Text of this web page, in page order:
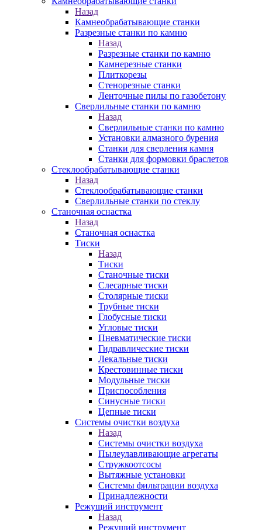
Назад
Камнеобрабатывающие станки
Разрезные станки по камню
Назад
Разрезные станки по камню
Камнерезные станки
Плиткорезы
Стенорезные станки
Ленточные пилы по газобетону
Сверлильные станки по камню
Назад
Сверлильные станки по камню
Установки алмазного бурения
Станки для сверления камня
Станки для формовки браслетов
Стеклообрабатывающие станки
Назад
Стеклообрабатывающие станки
Сверлильные станки по стеклу
Станочная оснастка
Назад
Станочная оснастка
Тиски
Назад
Тиски
Станочные тиски
Слесарные тиски
Столярные тиски
Трубные тиски
Глобусные тиски
Угловые тиски
Пневматические тиски
Гидравлические тиски
Лекальные тиски
Крестовинные тиски
Модульные тиски
Приспособления
Синусные тиски
Цепные тиски
Системы очистки воздуха
Назад
Системы очистки воздуха
Пылеулавливающие агрегаты
Стружкоотсосы
Вытяжные установки
Системы фильтрации воздуха
Принадлежности
Режущий инструмент
Назад
Режущий инструмент